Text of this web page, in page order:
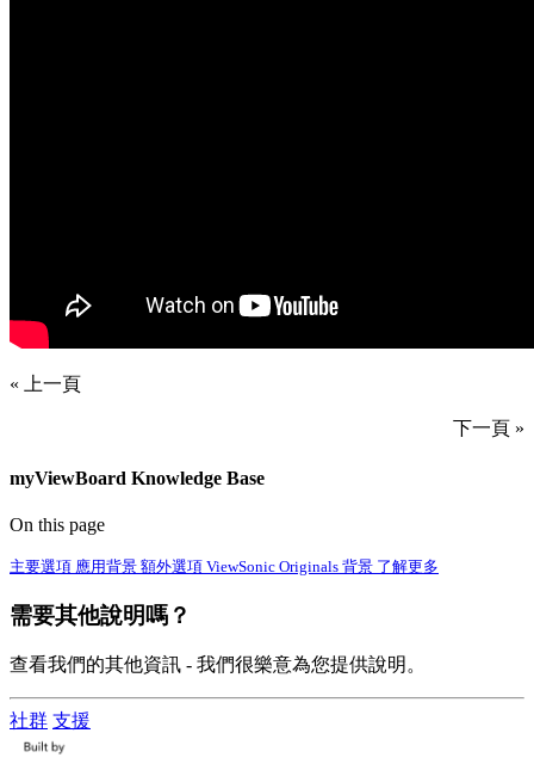
« 上一頁
下一頁 »
myViewBoard Knowledge Base
On this page
主要選項 應用背景 額外選項 ViewSonic Originals 背景 了解更多
需要其他說明嗎？
查看我們的其他資訊 - 我們很樂意為您提供說明。
社群 支援